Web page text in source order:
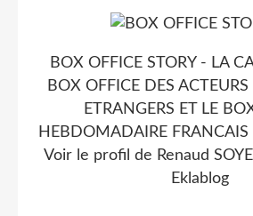
BOX OFFICE STORY - LA
BOX OFFICE DES
ETRANGERS ET LE
HEBDOMADAIRE FRANCAIS
Voir le profil de Renaud
Eklablog